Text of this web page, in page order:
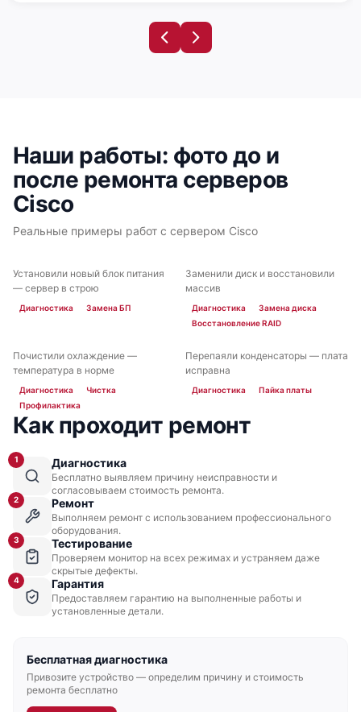
Cisco UCS B250 M2
Наши работы: фото до и
после ремонта серверов
Cisco
Реальные примеры работ с сервером Cisco
ДО ПОСЛЕ
Установили новый блок питания
— сервер в строю
Диагностика Замена БП
ДО ПОСЛЕ
Заменили диск и восстановили
массив
Диагностика
Замена диска
Восстановление RAID
ДО ПОСЛЕ
Почистили охлаждение —
температура в норме
Диагностика
Чистка
Профилактика
ДО ПОСЛЕ
Перепаяли конденсаторы — плата
исправна
Диагностика Пайка платы
Как проходит ремонт
1 Диагностика
Бесплатно выявляем причину неисправности и
согласовываем стоимость ремонта.
2 Ремонт
Выполняем ремонт с использованием профессионального
оборудования.
3 Тестирование
Проверяем монитор на всех режимах и устраняем даже
скрытые дефекты.
4 Гарантия
Предоставляем гарантию на выполненные работы и
установленные детали.
Бесплатная диагностика
Привозите устройство — определим причину и стоимость
ремонта бесплатно